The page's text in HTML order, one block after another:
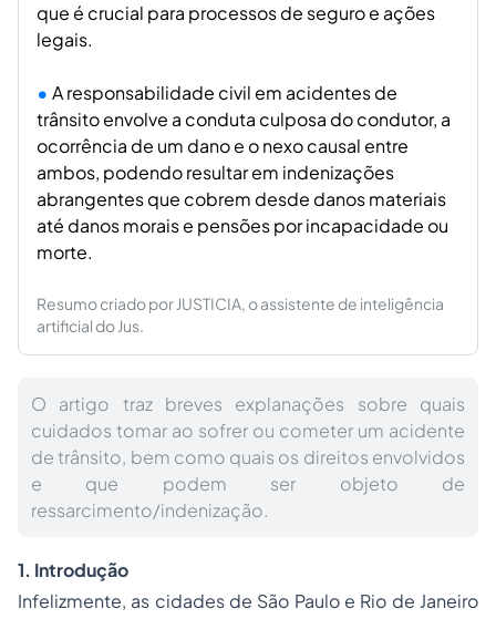
que é crucial para processos de seguro e ações
legais.
A responsabilidade civil em acidentes de
trânsito envolve a conduta culposa do condutor, a
ocorrência de um dano e o nexo causal entre
ambos, podendo resultar em indenizações
abrangentes que cobrem desde danos materiais
até danos morais e pensões por incapacidade ou
morte.
Resumo criado por JUSTICIA, o assistente de inteligência
artificial do Jus.
O artigo traz breves explanações sobre quais
cuidados tomar ao sofrer ou cometer um acidente
de trânsito, bem como quais os direitos envolvidos
e que podem ser objeto de
ressarcimento/indenização.
1. Introdução
Infelizmente, as cidades de São Paulo e Rio de Janeiro